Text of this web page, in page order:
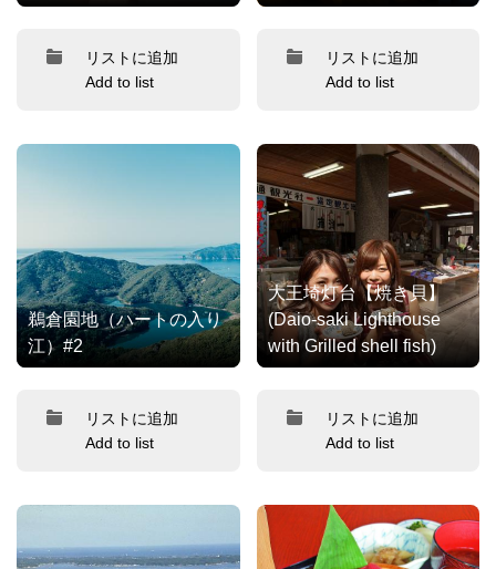
リストに追加
Add to list
リストに追加
Add to list
鵜倉園地（ハートの入り
江）#2
リストに追加
Add to list
大王埼灯台【焼き貝】
(Daio-saki Lighthouse
with Grilled shell fish)
リストに追加
Add to list